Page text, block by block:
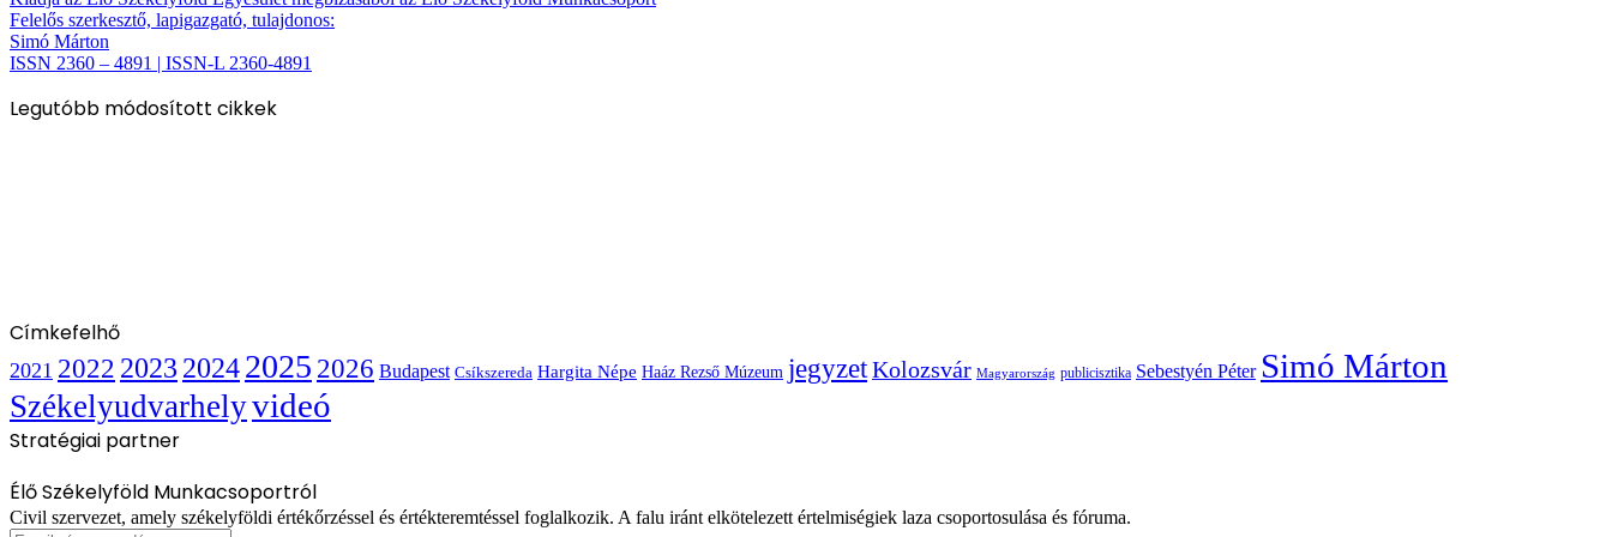
Felelős szerkesztő, lapigazgató, tulajdonos:
Simó Márton
ISSN 2360 – 4891 | ISSN-L 2360-4891
Legutóbb módosított cikkek
Címkefelhő
2021 2022 2023 20242025 2026 Budapest Csíkszereda Hargita Népe Haáz Rezső Múzeum jegyzetKolozsvár Magyarország publicisztika Sebestyén Péter Simó Márton
Székelyudvarhelyvideó
Stratégiai partner
Élő Székelyföld Munkacsoportról
Civil szervezet, amely székelyföldi értékőrzéssel és értékteremtéssel foglalkozik. A falu iránt elkötelezett értelmiségiek laza csoportosulása és fóruma.